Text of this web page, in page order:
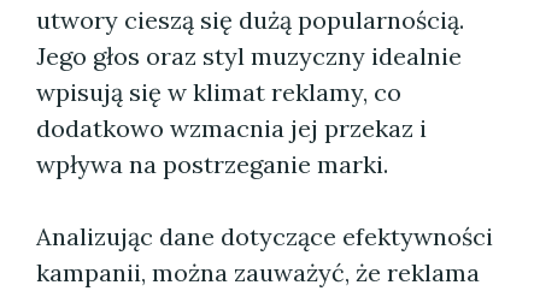
utwory cieszą się dużą popularnością.
Jego głos oraz styl muzyczny idealnie
wpisują się w klimat reklamy, co
dodatkowo wzmacnia jej przekaz i
wpływa na postrzeganie marki.
Analizując dane dotyczące efektywności
kampanii, można zauważyć, że reklama